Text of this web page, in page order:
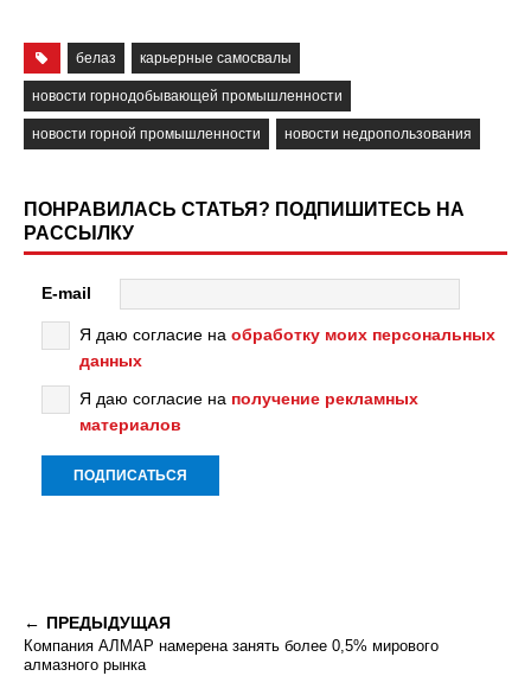
белаз карьерные самосвалы
новости горнодобывающей промышленности
новости горной промышленности новости недропользования
ПОНРАВИЛАСЬ СТАТЬЯ? ПОДПИШИТЕСЬ НА
РАССЫЛКУ
E-mail
Я даю согласие на обработку моих персональных
данных
Я даю согласие на получение рекламных
материалов
ПРЕДЫДУЩАЯ
Компания АЛМАР намерена занять более 0,5% мирового
алмазного рынка